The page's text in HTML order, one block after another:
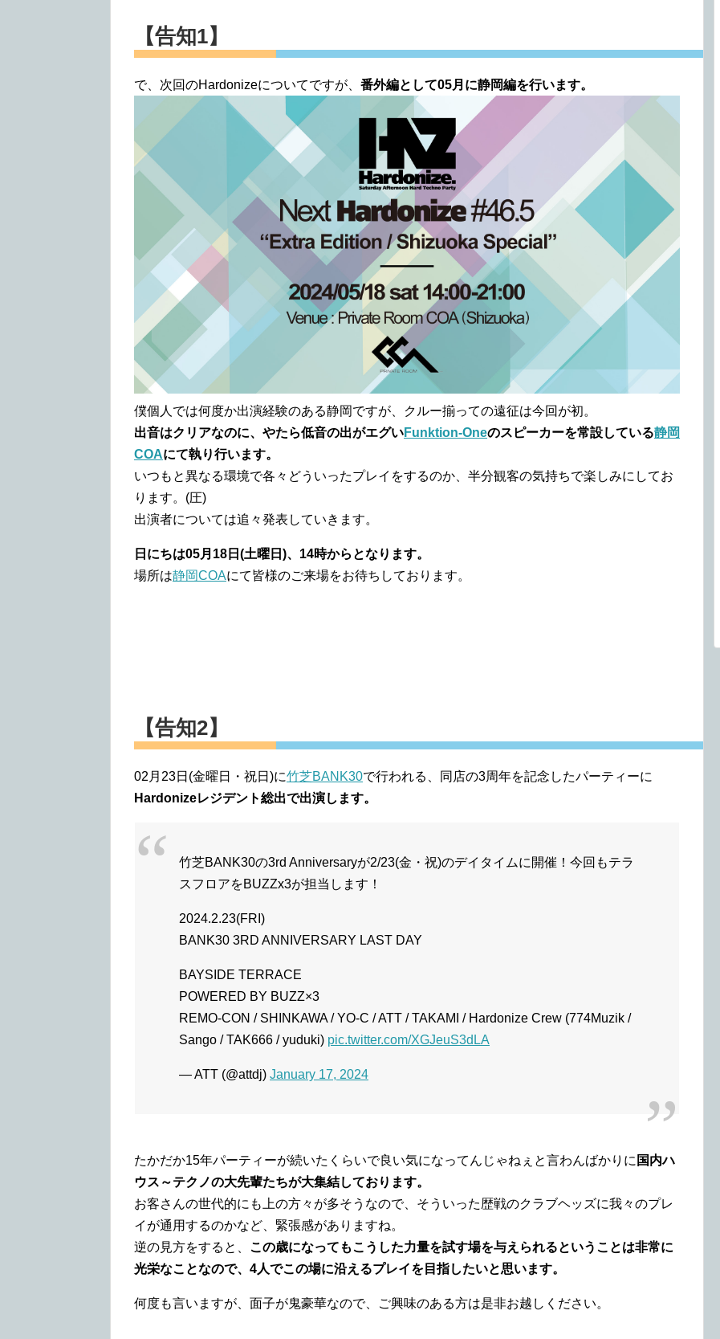
【告知1】
で、次回のHardonizeについてですが、 番外編として05月に静岡編を行います。
僕個人では何度か出演経験のある静岡ですが、クルー揃っての遠征は今回が初。
出音はクリアなのに、やたら低音の出がエグいFunktion-Oneのスピーカーを常設している静岡
COAにて執り行います。
いつもと異なる環境で各々どういったプレイをするのか、半分観客の気持ちで楽しみにしてお
ります。(圧)
出演者については追々発表していきます。
日にちは05月18日(土曜日)、14時からとなります。
場所は静岡COAにて皆様のご来場をお待ちしております。
【告知2】
02月23日(金曜日・祝日)に竹芝BANK30で行われる、同店の3周年を記念したパーティーに
Hardonizeレジデント総出で出演します。
竹芝BANK30の3rd Anniversaryが2/23(金・祝)のデイタイムに開催！今回もテラ
スフロアをBUZZx3が担当します！
2024.2.23(FRI)
BANK30 3RD ANNIVERSARY LAST DAY
BAYSIDE TERRACE
POWERED BY BUZZ×3
REMO-CON / SHINKAWA / YO-C / ATT / TAKAMI / Hardonize Crew (774Muzik /
Sango / TAK666 / yuduki) pic.twitter.com/XGJeuS3dLA
— ATT (@attdj) January 17, 2024
たかだか15年パーティーが続いたくらいで良い気になってんじゃねぇと言わんばかりに 国内ハ
ウス～テクノの大先輩たちが大集結しております。
お客さんの世代的にも上の方々が多そうなので、そういった歴戦のクラブヘッズに我々のプレ
イが通用するのかなど、緊張感がありますね。
逆の見方をすると、 この歳になってもこうした力量を試す場を与えられるということは非常に
光栄なことなので、4人でこの場に沿えるプレイを目指したいと思います。
何度も言いますが、面子が鬼豪華なので、ご興味のある方は是非お越しください。